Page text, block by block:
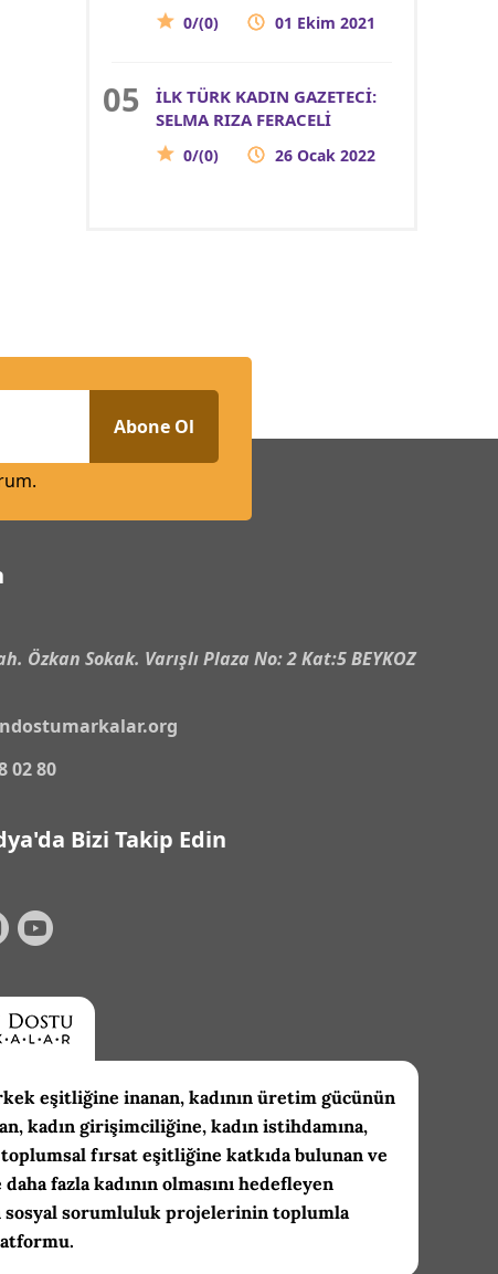
0/(0) 01 Ekim 2021
İLK TÜRK KADIN GAZETECİ:
SELMA RIZA FERACELİ
0/(0) 26 Ocak 2022
Abone Ol
Özkan Sokak. Varışlı Plaza No: 2 Kat:5 BEYKOZ
02 80
Bizi Takip Edin
eşitliğine inanan, kadının üretim gücünün
kadın girişimciliğine, kadın istihdamına,
fırsat eşitliğine katkıda bulunan ve
fazla kadının olmasını hedefleyen
sosyal sorumluluk projelerinin toplumla